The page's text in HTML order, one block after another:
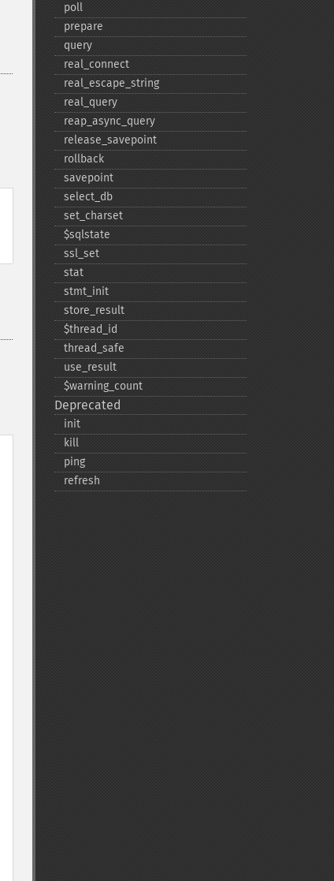
poll
prepare
query
real_​connect
real_​escape_​string
real_​query
reap_​async_​query
release_​savepoint
rollback
savepoint
select_​db
set_​charset
$sqlstate
ssl_​set
stat
stmt_​init
store_​result
$thread_​id
thread_​safe
use_​result
$warning_​count
Deprecated
init
kill
ping
refresh